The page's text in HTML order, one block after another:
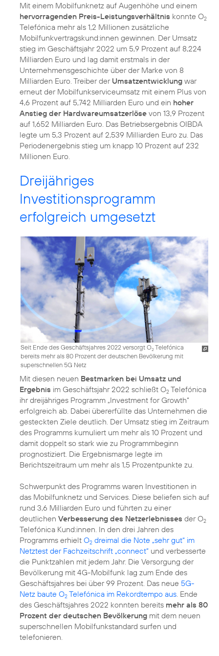
Mit einem Mobilfunknetz auf Augenhöhe und einem
hervorragenden Preis-Leistungsverhältnis konnte O2
Telefónica mehr als 1,2 Millionen zusätzliche
Mobilfunkvertragskund:innen gewinnen. Der Umsatz
stieg im Geschäftsjahr 2022 um 5,9 Prozent auf 8,224
Milliarden Euro und lag damit erstmals in der
Unternehmensgeschichte über der Marke von 8
Milliarden Euro. Treiber der Umsatzentwicklung war
erneut der Mobilfunkserviceumsatz mit einem Plus von
4,6 Prozent auf 5,742 Milliarden Euro und ein hoher
Anstieg der Hardwareumsatzerlöse von 13,9 Prozent
auf 1,652 Milliarden Euro. Das Betriebsergebnis OIBDA
legte um 5,3 Prozent auf 2,539 Milliarden Euro zu. Das
Periodenergebnis stieg um knapp 10 Prozent auf 232
Millionen Euro.
Dreijähriges
Investitionsprogramm
erfolgreich umgesetzt
Seit Ende des Geschäftsjahres 2022 versorgt O2Telefónica
bereits mehr als 80 Prozent der deutschen Bevölkerung mit
superschnellen 5G Netz
Mit diesen neuen Bestmarken bei Umsatz und
Ergebnis im Geschäftsjahr 2022 schließt O2 Telefónica
ihr dreijähriges Programm „Investment for Growth“
erfolgreich ab. Dabei übererfüllte das Unternehmen die
gesteckten Ziele deutlich. Der Umsatz stieg im Zeitraum
des Programms kumuliert um mehr als 10 Prozent und
damit doppelt so stark wie zu Programmbeginn
prognostiziert. Die Ergebnismarge legte im
Berichtszeitraum um mehr als 1,5 Prozentpunkte zu.
Schwerpunkt des Programms waren Investitionen in
das Mobilfunknetz und Services. Diese beliefen sich auf
rund 3,6 Milliarden Euro und führten zu einer
deutlichen Verbesserung des Netzerlebnisses der O2
Telefónica Kund:innen. In den drei Jahren des
Programms erhielt O2 dreimal die Note „sehr gut“ im
Netztest der Fachzeitschrift „connect“ und verbesserte
die Punktzahlen mit jedem Jahr. Die Versorgung der
Bevölkerung mit 4G-Mobilfunk lag zum Ende des
Geschäftsjahres bei über 99 Prozent. Das neue 5G-
Netz baute O2 Telefónica im Rekordtempo aus . Ende
des Geschäftsjahres 2022 konnten bereits mehr als 80
Prozent der deutschen Bevölkerung mit dem neuen
superschnellen Mobilfunkstandard surfen und
telefonieren.